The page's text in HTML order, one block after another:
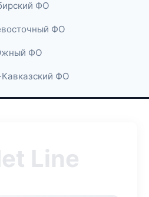
ФО
ФО
ФО
ФО
Line